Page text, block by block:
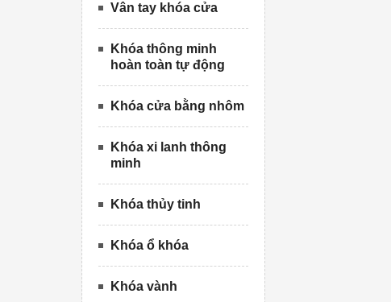
Vân tay khóa cửa
Khóa thông minh
hoàn toàn tự động
Khóa cửa bằng nhôm
Khóa xi lanh thông
minh
Khóa thủy tinh
Khóa ổ khóa
Khóa vành